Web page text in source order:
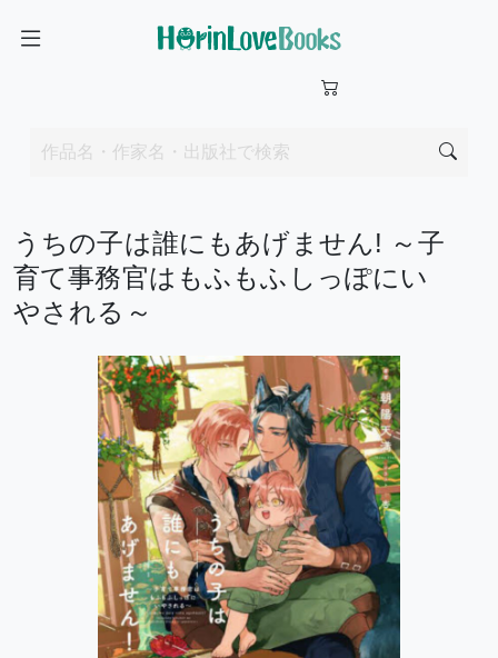
うちの子は誰にもあげません! ～子
育て事務官はもふもふしっぽにい
やされる～